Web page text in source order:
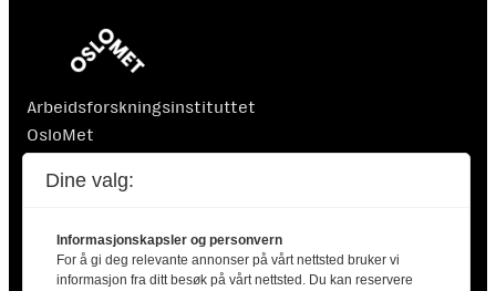
Arbeidsforskningsinstituttet
OsloMet
0130 Oslo
Dine valg:
Informasjonskapsler og personvern
For å gi deg relevante annonser på vårt nettsted bruker vi
informasjon fra ditt besøk på vårt nettsted. Du kan reservere